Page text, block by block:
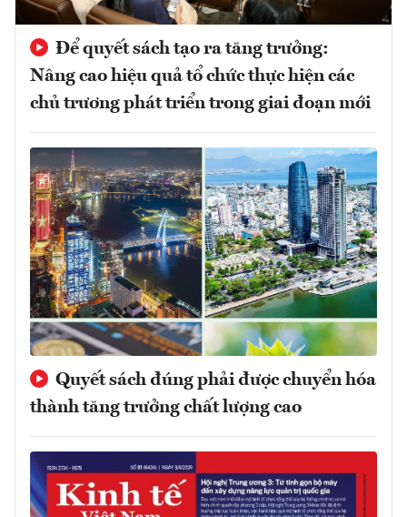
Để quyết sách tạo ra tăng trưởng:
Nâng cao hiệu quả tổ chức thực hiện các
chủ trương phát triển trong giai đoạn mới
Quyết sách đúng phải được chuyển hóa
thành tăng trưởng chất lượng cao